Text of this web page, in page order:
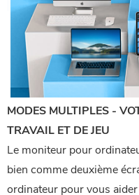
MODES MULTIPLES -
TRAVAIL ET DE JEU
Le moniteur pour
bien comme deuxième
ordinateur pour vous